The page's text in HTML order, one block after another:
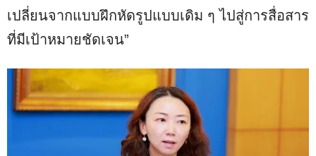
เปลี่ยนจากแบบฝึกหัดรูปแบบเดิม ๆ ไปสู่การสื่อสาร
ที่มีเป้าหมายชัดเจน”